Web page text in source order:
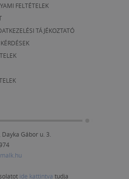
FELTÉTELEK
TÁJÉKOZTATÓ
Gábor u. 3.
ide kattintva tudja